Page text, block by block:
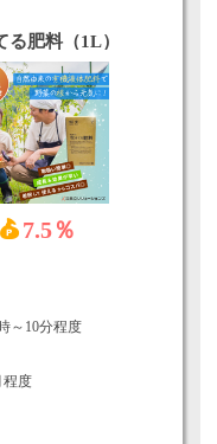
る肥料（1L）
7.5％
～10分程度
程度